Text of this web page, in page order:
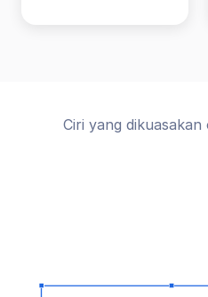
Ciri yang dikuasakan